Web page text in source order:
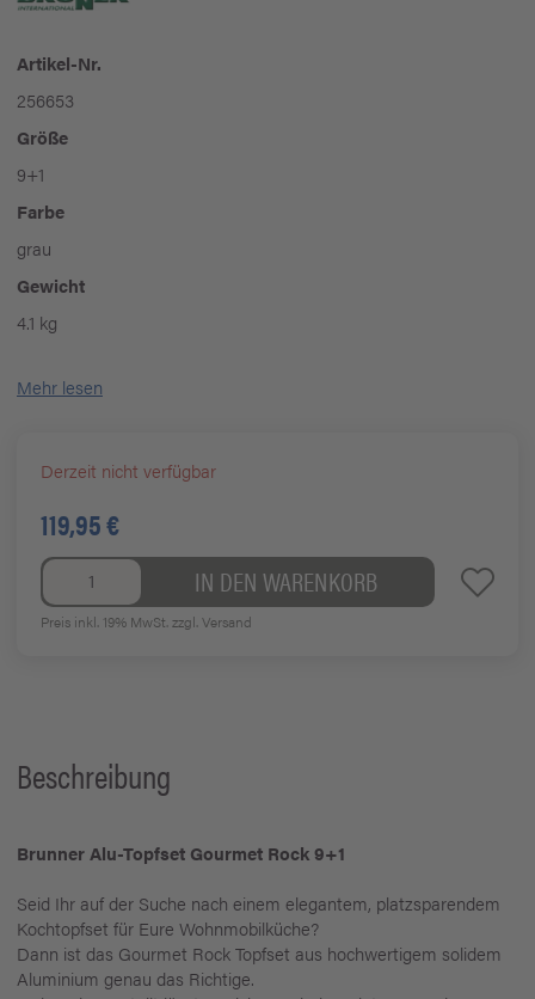
Artikel-Nr.
256653
Größe
9+1
Farbe
grau
Gewicht
4.1 kg
Mehr lesen
Derzeit nicht verfügbar
119,95 €
IN DEN WARENKORB
Preis inkl. 19% MwSt.zzgl. Versand
Beschreibung
Brunner Alu-Topfset Gourmet Rock 9+1
Seid Ihr auf der Suche nach einem elegantem, platzsparendem
Kochtopfset für Eure Wohnmobilküche?
Dann ist das Gourmet Rock Topfset aus hochwertigem solidem
Aluminium genau das Richtige.